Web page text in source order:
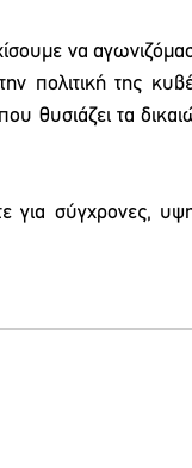
να
πολιτική της
θυσιάζει τα
για σύγχρονες,